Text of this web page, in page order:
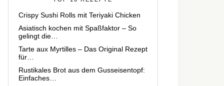
Crispy Sushi Rolls mit Teriyaki Chicken
Asiatisch kochen mit Spaßfaktor – So
gelingt die…
Tarte aux Myrtilles – Das Original Rezept
für…
Rustikales Brot aus dem Gusseisentopf:
Einfaches…